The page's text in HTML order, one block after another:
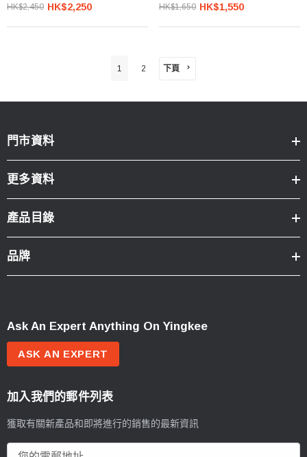
獨腳架連雲台
HK$2,450 HK$2,250
架
HK$1,650 HK$1,550
1 2 下頁
門市資料
更多資料
產品目錄
品牌
Ask An Expert Anything On Yingkee
ASK AN EXPERT
加入我們的郵件列表
獲取有關新產品和即將進行的銷售的最新資訊